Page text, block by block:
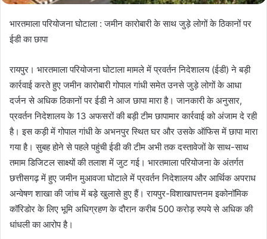
भारतमाला परियोजना घोटाला : जमीन कारोबारी के साथ जुड़े लोगों के ठिकानों पर
ईडी का छापा
रायपुर। भारतमाला परियोजना घोटाला मामले में प्रवर्तन निदेशालय (ईडी) ने बड़ी
कार्रवाई करते हुए जमीन कारोबारी गोपाल गांधी समेत उनसे जुड़े लोगों के आधा
दर्जन से अधिक ठिकानों पर ईडी ने आज छापा मारा है। जानकारी के अनुसार,
प्रवर्तन निदेशालय के 13 अफसरों की बड़ी टीम छापामार कार्रवाई को अंजाम दे रही
है। इस कड़ी में गोपाल गांधी के अभनपुर स्थित घर और उसके ऑफिस में छापा मारा
गया है। सुबह होने से पहले पहुंची ईडी की टीम अभी तक दस्तावेजों के साथ-साथ
तमाम डिजिटल साक्ष्यों की तलाश में जुट गई। भारतमाला परियोजना के अंतर्गत
छत्तीसगढ़ में हुए जमीन मुआवजा घोटाले में प्रवर्तन निदेशालय और आर्थिक अपराध
अन्वेषण शाखा की जांच में बड़े खुलासे हुए हैं। रायपुर-विशाखापत्तनम इकोनॉमिक
कॉरिडोर के लिए भूमि अधिग्रहण के दौरान करीब 500 करोड़ रुपये से अधिक की
धांधली का आरोप है।